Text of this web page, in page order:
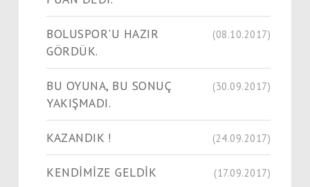
BOLUSPOR'U HAZIR
GÖRDÜK.
(08.10.2017)
BU OYUNA, BU SONUÇ
YAKIŞMADI.
(30.09.2017)
KAZANDIK ! (24.09.2017)
KENDİMİZE GELDİK (17.09.2017)